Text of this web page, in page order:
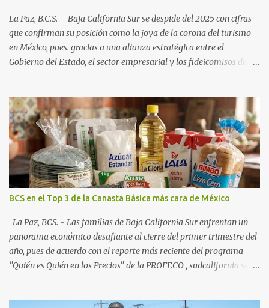
La Paz, B.C.S. – Baja California Sur se despide del 2025 con cifras
que confirman su posición como la joya de la corona del turismo
en México, pues. gracias a una alianza estratégica entre el
Gobierno del Estado, el sector empresarial y los fideicomisos de
una derrama económica sin precedentes. Las proyecciones para
este periodo vacacional son optimistas, con un promedio estatal
que supera el 70% . Sin embargo, la sorpresa del año la ha dado el
norte del estado. Comondú encabeza las expectativas con un
impresionante 89% de ocupación, impulsado por el interés
creciente en el turismo de naturaleza. Le siguen destinos
consolidados y emergentes: Los Cabos: 72% promedio (esperando
picos del 79% en Año Nuevo). La Paz: 66%. Loreto: 58%. Mulegé:
54%. "Estamos viendo un fenómeno de diversificación. Ya no solo
vienen por el lujo de Los Cabos, sino por la aut...
BCS en el Top 3 de la Canasta Básica más cara de México
La Paz, BCS. - Las familias de Baja California Sur enfrentan un
panorama económico desafiante al cierre del primer trimestre del
año, pues de acuerdo con el reporte más reciente del programa
"Quién es Quién en los Precios" de la PROFECO , sudcalifornia se